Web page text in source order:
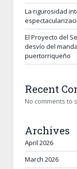
La rigurosidad
El Proyecto del
desvío del
puertorriqueño
Recent
No comments to
Archives
April 2026
March 2026